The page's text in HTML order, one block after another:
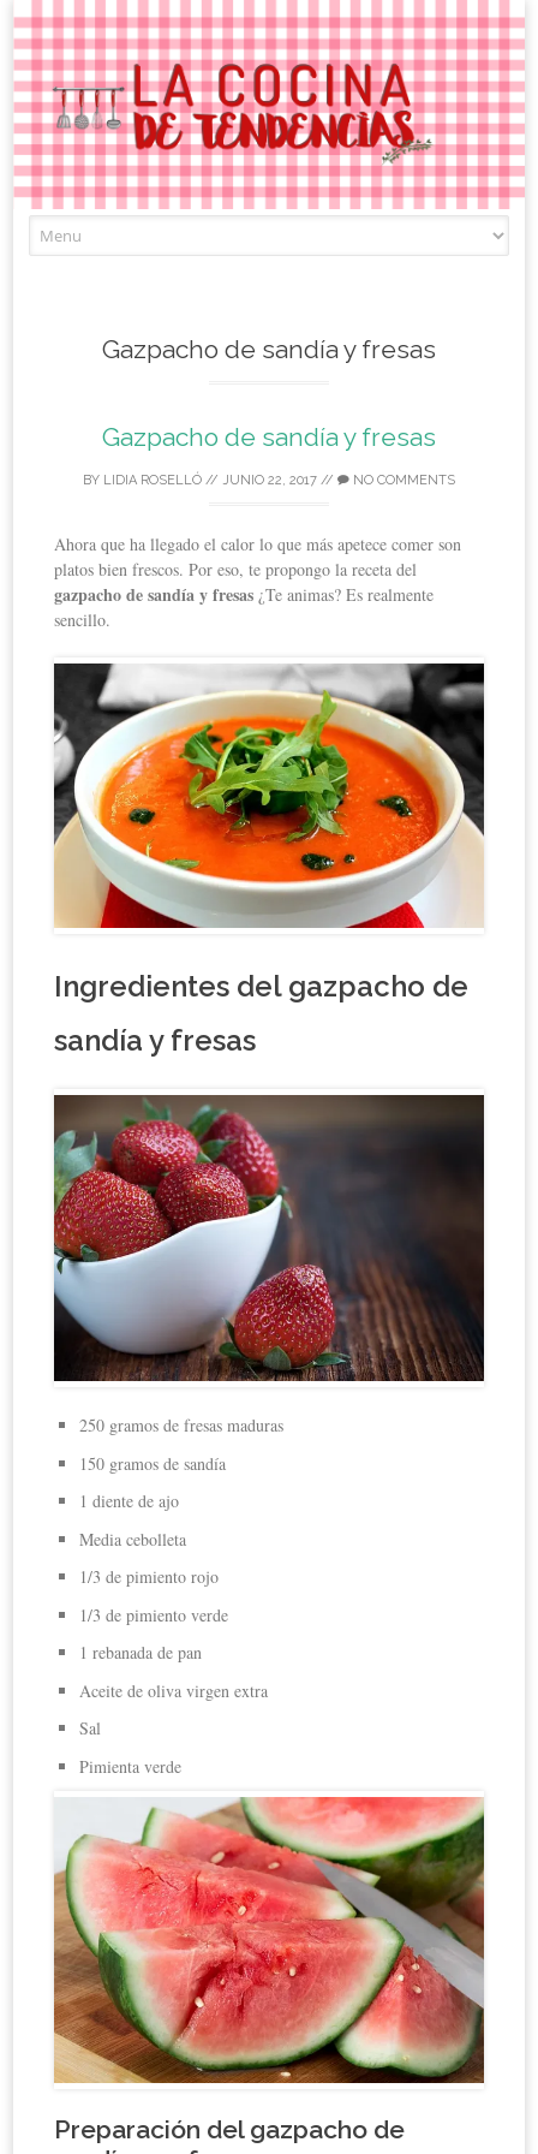
to
Gazpacho de sandía y fresas
Gazpacho de sandía y fresas
BY LIDIA ROSELLÓ // JUNIO 22, 2017 // NO COMMENTS
Ahora que ha llegado el calor lo que más apetece comer son
platos bien frescos. Por eso, te propongo la receta del
gazpacho de sandía y fresas ¿Te animas? Es realmente
sencillo.
Ingredientes del gazpacho de
sandía y fresas
250 gramos de fresas maduras
150 gramos de sandía
1 diente de ajo
Media cebolleta
1/3 de pimiento rojo
1/3 de pimiento verde
1 rebanada de pan
Aceite de oliva virgen extra
Sal
Pimienta verde
Preparación del gazpacho de